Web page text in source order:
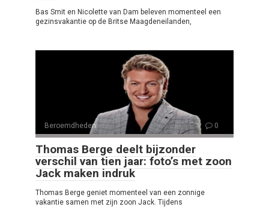
Bas Smit en Nicolette van Dam beleven momenteel een
gezinsvakantie op de Britse Maagdeneilanden,
Beroemdheden 0
Thomas Berge deelt bijzonder
verschil van tien jaar: foto’s met zoon
Jack maken indruk
Thomas Berge geniet momenteel van een zonnige
vakantie samen met zijn zoon Jack. Tijdens